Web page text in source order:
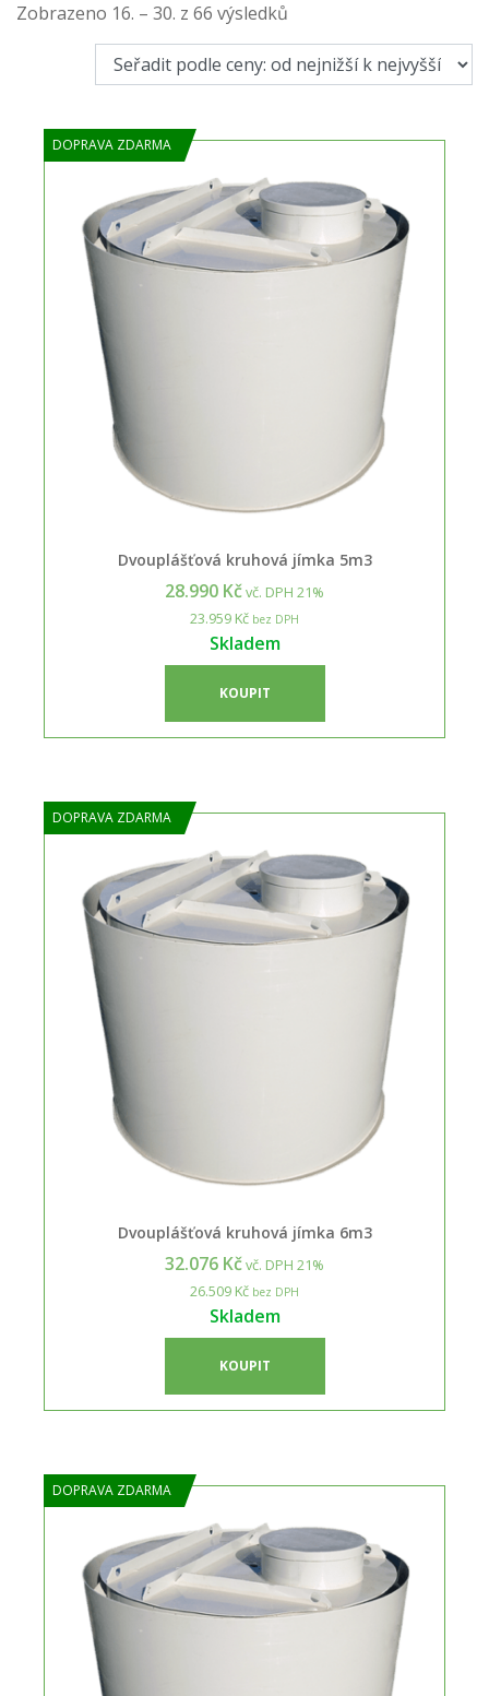
Zobrazeno 16. – 30. z 66 výsledků
podle
ceny:
od
DOPRAVA ZDARMA
Dvouplášťová kruhová jímka 5m3
28.990 Kčvč. DPH 21%
23.959 Kč bez DPH
Skladem
KOUPIT
DOPRAVA ZDARMA
Dvouplášťová kruhová jímka 6m3
32.076 Kčvč. DPH 21%
26.509 Kč bez DPH
Skladem
KOUPIT
DOPRAVA ZDARMA